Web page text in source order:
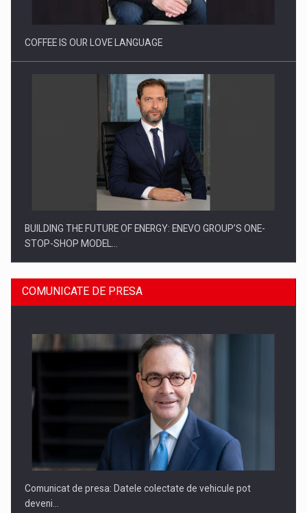
COFFEE IS OUR LOVE LANGUAGE
BUILDING THE FUTURE OF ENERGY: ENEVO GROUP’S ONE-
STOP-SHOP MODEL…
ROOTED IN ROMANIA, BUILT TO DELIVER TECHNOLOGY FOR
COMUNICATE DE PRESA
Comunicat de presa: Datele colectate de vehicule pot
deveni…